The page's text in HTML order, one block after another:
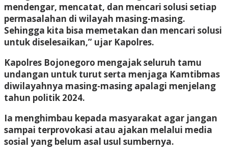
mendengar, mencatat, dan mencari solusi setiap
permasalahan di wilayah masing-masing.
Sehingga kita bisa memetakan dan mencari solusi
untuk diselesaikan,” ujar Kapolres.
Kapolres Bojonegoro mengajak seluruh tamu
undangan untuk turut serta menjaga Kamtibmas
diwilayahnya masing-masing apalagi menjelang
tahun politik 2024.
Ia menghimbau kepada masyarakat agar jangan
sampai terprovokasi atau ajakan melalui media
sosial yang belum asal usul sumbernya.